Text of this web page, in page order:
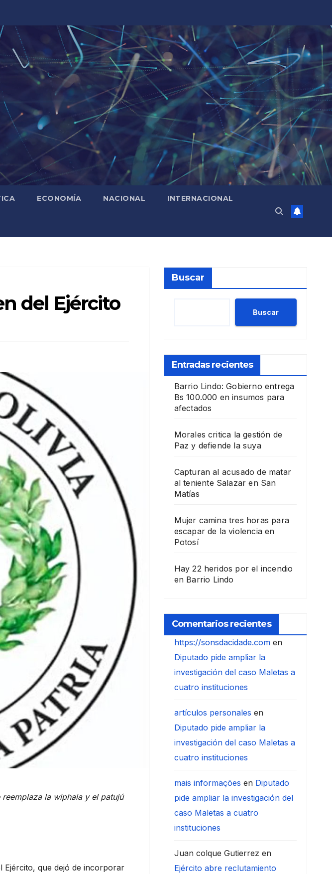
ECONOMÍA NACIONAL INTERNACIONAL
del Ejército
la wiphala y el patujú
Ejército, que dejó de incorporar
Buscar
Buscar
Entradas recientes
Barrio Lindo: Gobierno entrega
Bs 100.000 en insumos para
afectados
Morales critica la gestión de
Paz y defiende la suya
Capturan al acusado de matar
al teniente Salazar en San
Matías
Mujer camina tres horas para
escapar de la violencia en
Potosí
Hay 22 heridos por el incendio
en Barrio Lindo
Comentarios recientes
https://sonsdacidade.comen
Diputado pide ampliar la
investigación del caso Maletas a
cuatro instituciones
artículos personales en
Diputado pide ampliar la
investigación del caso Maletas a
cuatro instituciones
mais informações en Diputado
pide ampliar la investigación del
caso Maletas a cuatro
instituciones
Juan colque Gutierrez en
Ejército abre reclutamiento